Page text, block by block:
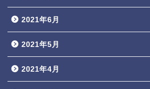
2021年6月
2021年5月
2021年4月